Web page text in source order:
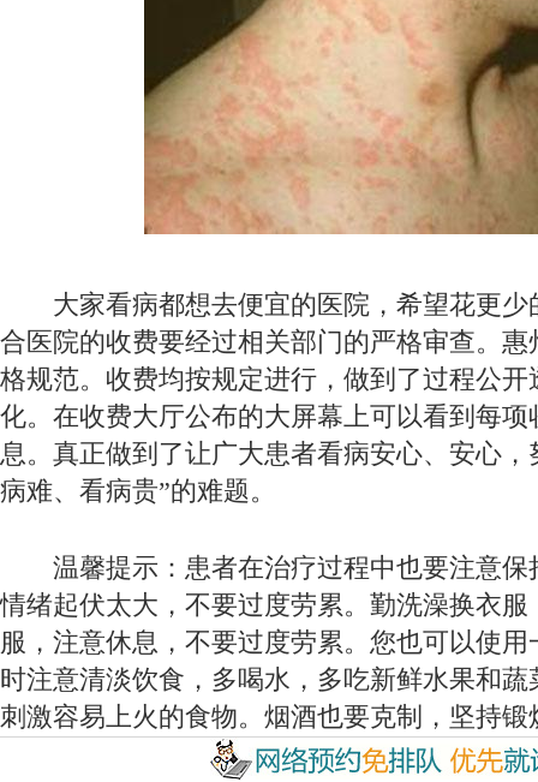
大家看病都想去便宜的医院，希望花更少
合医院的收费要经过相关部门的严格审查。
格规范。收费均按规定进行，做到了过程公
化。在收费大厅公布的大屏幕上可以看到每
息。真正做到了让广大患者看病安心、安心，
病难、看病贵”的难题。
温馨提示：患者在治疗过程中也要注意保
情绪起伏太大，不要过度劳累。勤洗澡换衣
服，注意休息，不要过度劳累。您也可以使
时注意清淡饮食，多喝水，多吃新鲜水果和
刺激容易上火的食物。烟酒也要克制，坚持